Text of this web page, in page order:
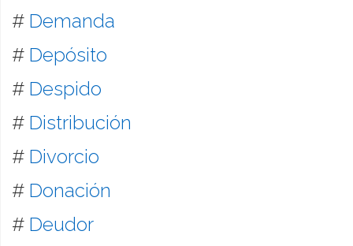
# Demanda
# Depósito
# Despido
# Distribución
# Divorcio
# Donación
# Deudor